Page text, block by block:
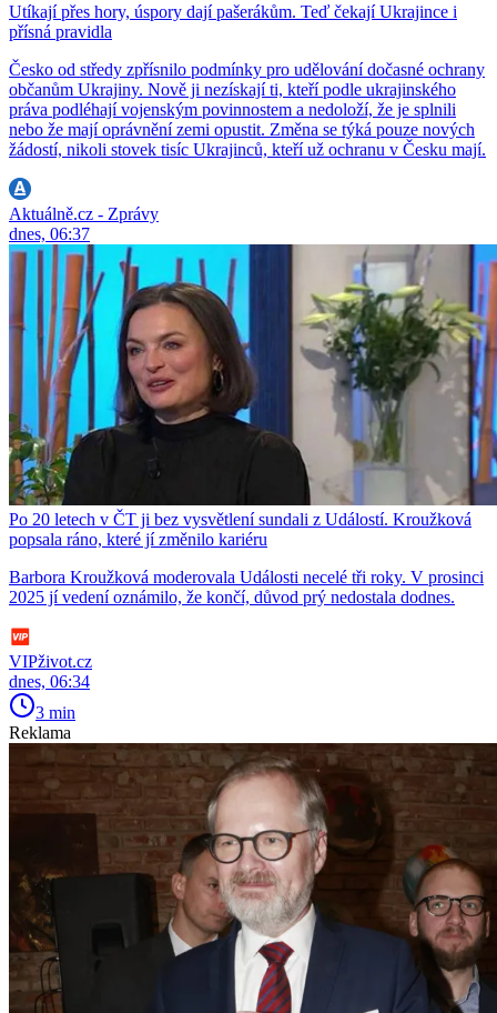
Utíkají přes hory, úspory dají pašerákům. Teď čekají Ukrajince i
přísná pravidla
Česko od středy zpřísnilo podmínky pro udělování dočasné ochrany
občanům Ukrajiny. Nově ji nezískají ti, kteří podle ukrajinského
práva podléhají vojenským povinnostem a nedoloží, že je splnili
nebo že mají oprávnění zemi opustit. Změna se týká pouze nových
žádostí, nikoli stovek tisíc Ukrajinců, kteří už ochranu v Česku mají.
Aktuálně.cz - Zprávy
dnes, 06:37
Po 20 letech v ČT ji bez vysvětlení sundali z Událostí. Kroužková
popsala ráno, které jí změnilo kariéru
Barbora Kroužková moderovala Události necelé tři roky. V prosinci
2025 jí vedení oznámilo, že končí, důvod prý nedostala dodnes.
VIPživot.cz
dnes, 06:34
3 min
Reklama